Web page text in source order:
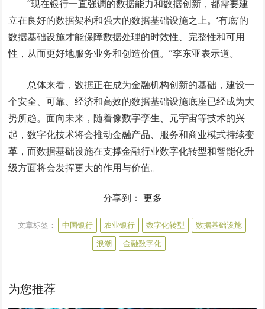
“现在银行一直强调的数据能力和数据创新，都需要建
立在良好的数据架构和强大的数据基础设施之上。‘有底’的
数据基础设施才能保障数据处理的时效性、完整性和可用
性，从而更好地服务业务和创造价值。”李东亚表示道。
总体来看，数据正在成为金融机构创新的基础，建设一
个安全、可靠、经济和高效的数据基础设施底座已经成为大
势所趋。面向未来，随着像数字孪生、元宇宙等技术的兴
起，数字化技术将会推动金融产品、服务和商业模式持续变
革，而数据基础设施在支撑金融行业数字化转型和智能化升
级方面将会发挥更大的作用与价值。
分享到： 更多
文章标签： 中国银行 农业银行 数字化转型
数据基础设施
浪潮
金融数字化
为您推荐